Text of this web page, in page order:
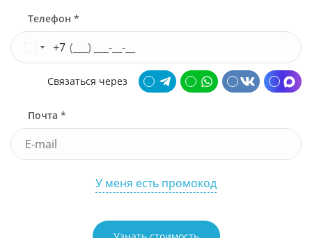
Телефон *
+7
Связаться через
Почта *
У меня есть промокод